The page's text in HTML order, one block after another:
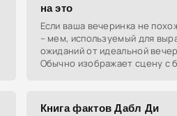
на это
Если ваша вечеринка не
– мем, используемый для
ожиданий от идеальной
Обычно изображает сцену с
Книга фактов Дабл Ди